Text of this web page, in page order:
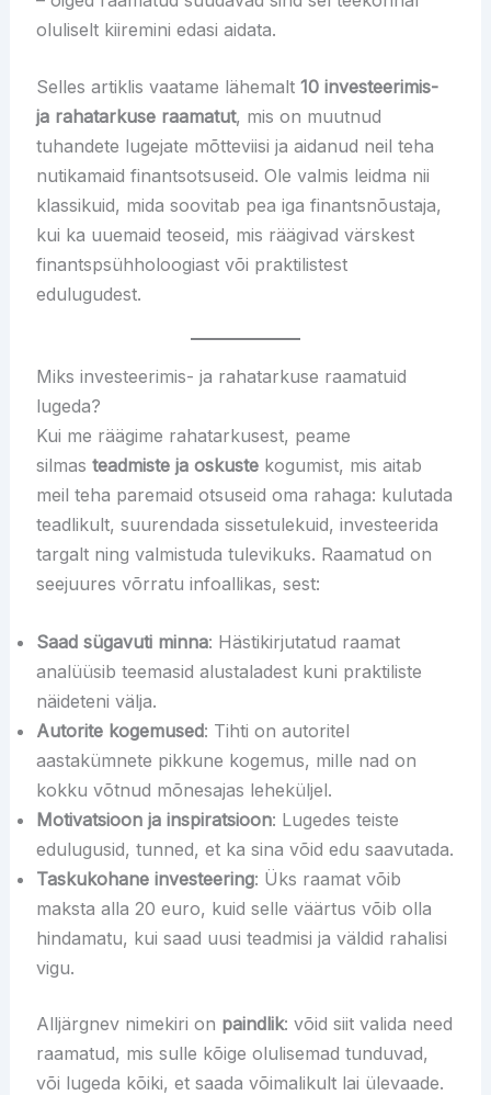
oluliselt kiiremini edasi aidata.
Selles artiklis vaatame lähemalt 10 investeerimis-
ja rahatarkuse raamatut, mis on muutnud
tuhandete lugejate mõtteviisi ja aidanud neil teha
nutikamaid finantsotsuseid. Ole valmis leidma nii
klassikuid, mida soovitab pea iga finantsnõustaja,
kui ka uuemaid teoseid, mis räägivad värskest
finantspsühholoogiast või praktilistest
edulugudest.
Miks investeerimis- ja rahatarkuse raamatuid
lugeda?
Kui me räägime rahatarkusest, peame
silmas teadmiste ja oskustekogumist, mis aitab
meil teha paremaid otsuseid oma rahaga: kulutada
teadlikult, suurendada sissetulekuid, investeerida
targalt ning valmistuda tulevikuks. Raamatud on
seejuures võrratu infoallikas, sest:
Saad sügavuti minna: Hästikirjutatud raamat
analüüsib teemasid alustaladest kuni praktiliste
näideteni välja.
Autorite kogemused: Tihti on autoritel
aastakümnete pikkune kogemus, mille nad on
kokku võtnud mõnesajas leheküljel.
Motivatsioon ja inspiratsioon: Lugedes teiste
edulugusid, tunned, et ka sina võid edu saavutada.
Taskukohane investeering: Üks raamat võib
maksta alla 20 euro, kuid selle väärtus võib olla
hindamatu, kui saad uusi teadmisi ja väldid rahalisi
vigu.
Alljärgnev nimekiri on paindlik: võid siit valida need
raamatud, mis sulle kõige olulisemad tunduvad,
või lugeda kõiki, et saada võimalikult lai ülevaade.